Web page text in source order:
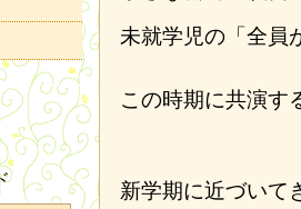
未就学児の「全員
この時期に共演す
新学期に近づいて